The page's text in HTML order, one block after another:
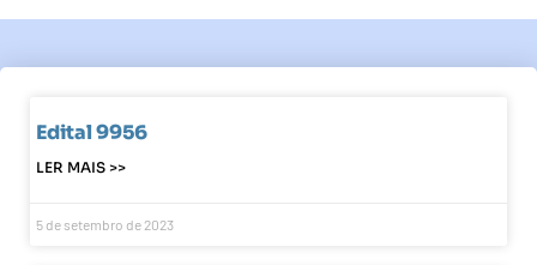
Edital 9956
LER MAIS >>
5 de setembro de 2023